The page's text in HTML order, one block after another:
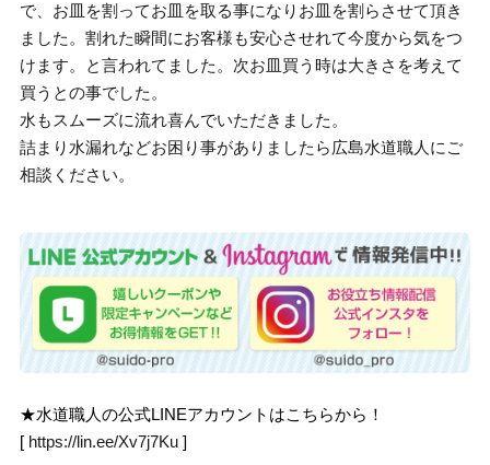
で、お皿を割ってお皿を取る事になりお皿を割らさせて頂き
ました。割れた瞬間にお客様も安心させれて今度から気をつ
けます。と言われてました。次お皿買う時は大きさを考えて
買うとの事でした。
水もスムーズに流れ喜んでいただきました。
詰まり水漏れなどお困り事がありましたら広島水道職人にご
相談ください。
★水道職人の公式LINEアカウントはこちらから！
[ https://lin.ee/Xv7j7Ku ]